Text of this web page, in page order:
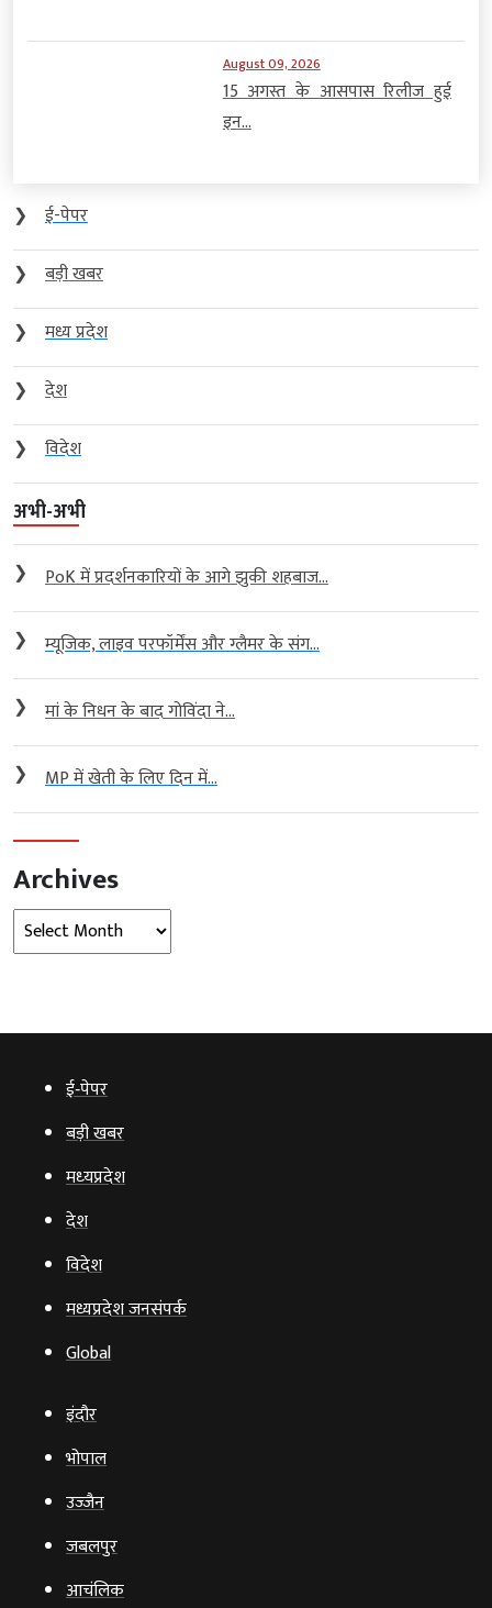
August 09, 2026
15 अगस्त के आसपास रिलीज हुई
इन...
❯
ई-पेपर
❯
बड़ी खबर
❯
मध्य प्रदेश
❯
देश
❯
विदेश
अभी-अभी
❯ PoK में प्रदर्शनकारियों के आगे झुकी शहबाज...
❯ म्यूजिक, लाइव परफॉर्मेंस और ग्लैमर के संग...
❯ मां के निधन के बाद गोविंदा ने...
❯ MP में खेती के लिए दिन में...
Archives
Archives
ई‑पेपर
बड़ी खबर
मध्‍यप्रदेश
देश
विदेश
मध्यप्रदेश जनसंपर्क
Global
इंदौर
भोपाल
उज्‍जैन
जबलपुर
आचंलिक